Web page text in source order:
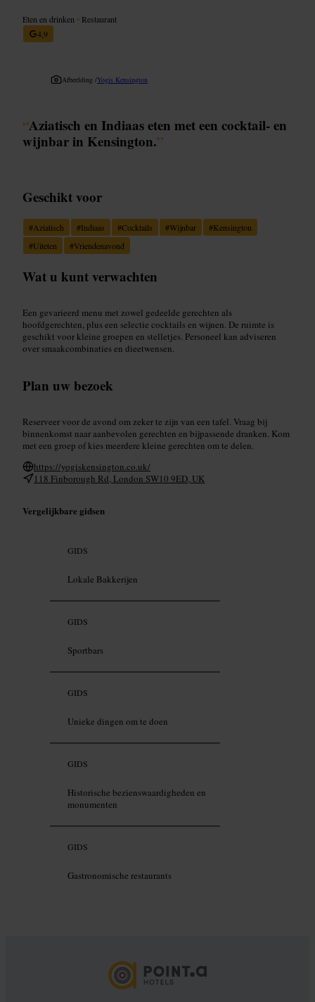
Eten en drinken • Restaurant
4,9
Afbeelding /Yogis Kensington
“Aziatisch en Indiaas eten met een cocktail- en
wijnbar in Kensington.”
Geschikt voor
#Aziatisch #Indiaas #Cocktails #Wijnbar #Kensington
#Uiteten #Vriendenavond
Wat u kunt verwachten
Een gevarieerd menu met zowel gedeelde gerechten als
hoofdgerechten, plus een selectie cocktails en wijnen. De ruimte is
geschikt voor kleine groepen en stelletjes. Personeel kan adviseren
over smaakcombinaties en dieetwensen.
Plan uw bezoek
Reserveer voor de avond om zeker te zijn van een tafel. Vraag bij
binnenkomst naar aanbevolen gerechten en bijpassende dranken. Kom
met een groep of kies meerdere kleine gerechten om te delen.
https://yogiskensington.co.uk/
118 Finborough Rd, London SW10 9ED, UK
Vergelijkbare gidsen
GIDS
Lokale Bakkerijen
GIDS
Sportbars
GIDS
Unieke dingen om te doen
GIDS
Historische bezienswaardigheden en
monumenten
GIDS
Gastronomische restaurants